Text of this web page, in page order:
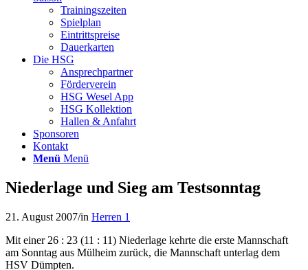
Trainingszeiten
Spielplan
Eintrittspreise
Dauerkarten
Die HSG
Ansprechpartner
Förderverein
HSG Wesel App
HSG Kollektion
Hallen & Anfahrt
Sponsoren
Kontakt
Menü Menü
Niederlage und Sieg am Testsonntag
21. August 2007/in Herren 1
Mit einer 26 : 23 (11 : 11) Niederlage kehrte die erste Mannschaft
am Sonntag aus Mülheim zurück, die Mannschaft unterlag dem
HSV Dümpten.